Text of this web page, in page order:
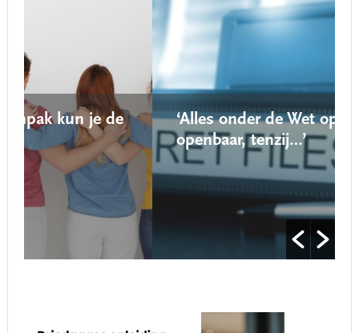
‘Alles onder de Wet open overheid is
openbaar, tenzij…’